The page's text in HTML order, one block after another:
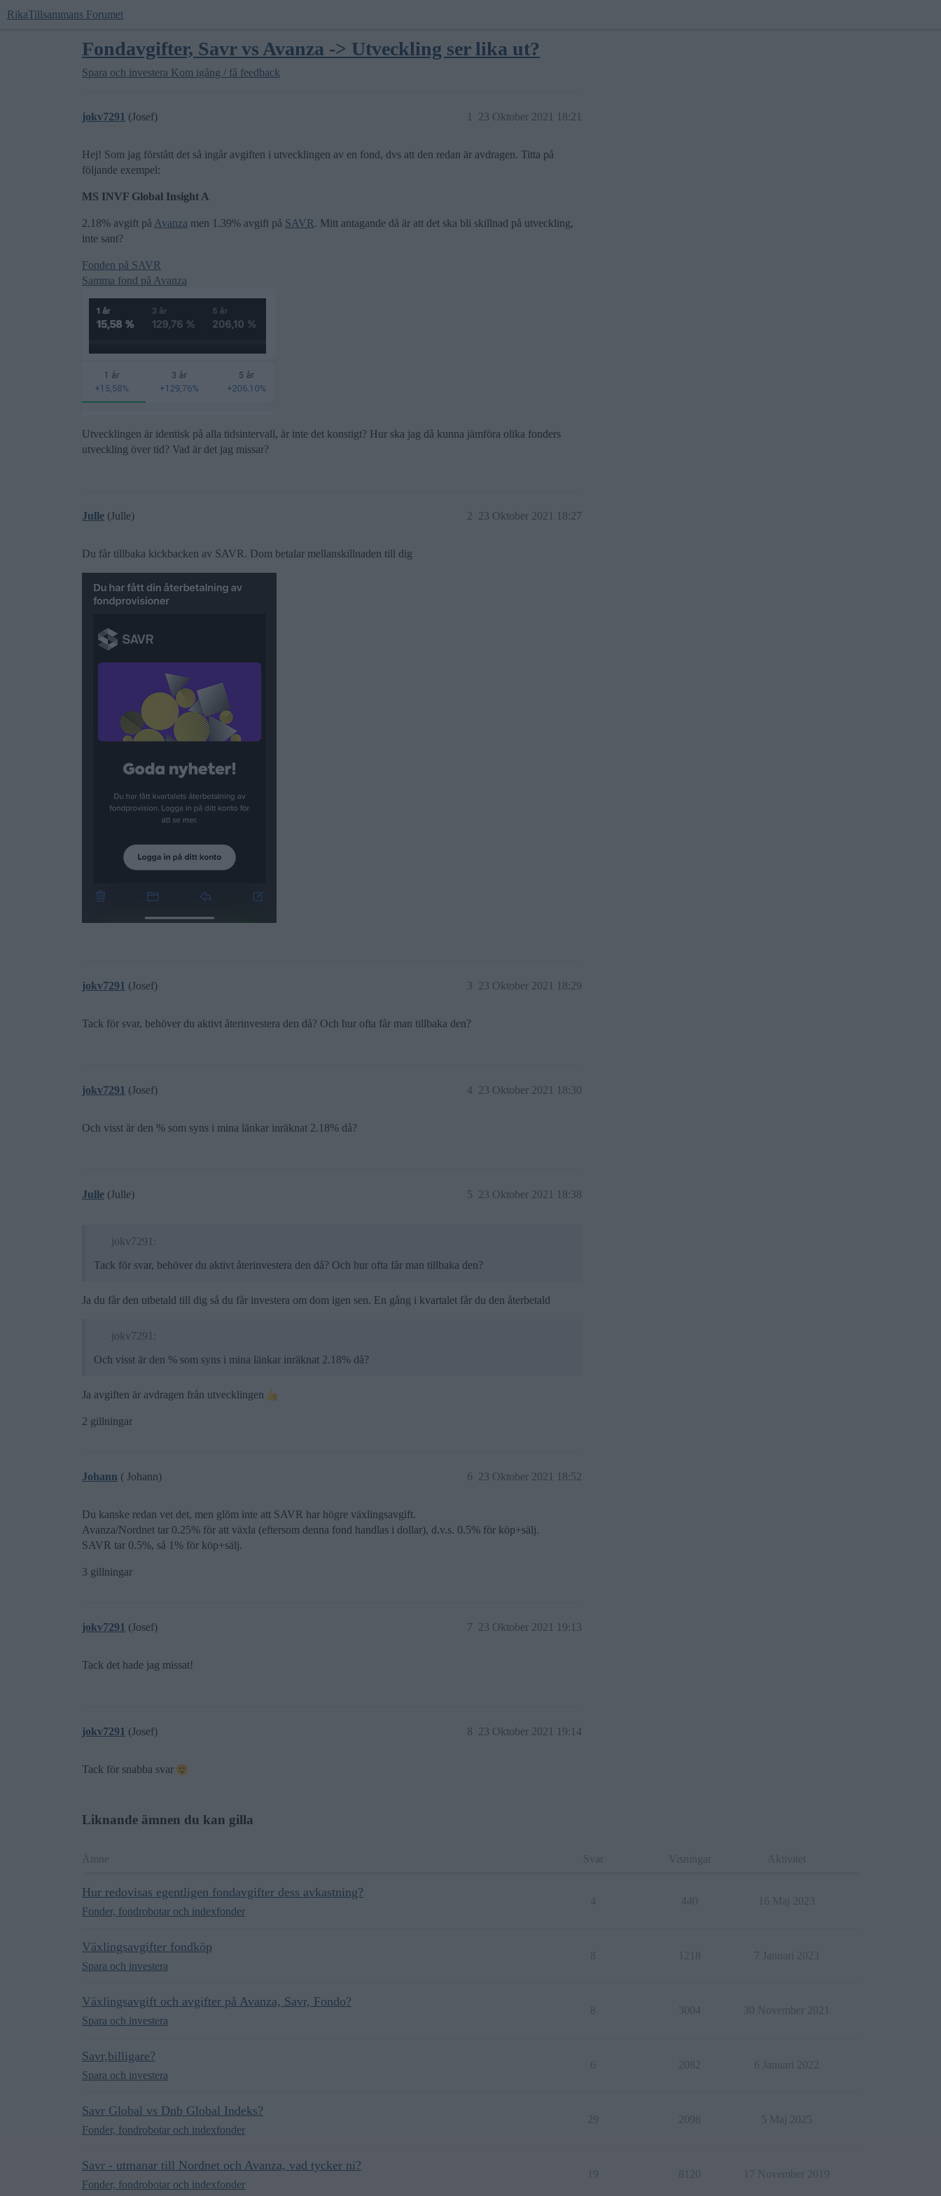
RikaTillsammans Forumet
Fondavgifter, Savr vs Avanza -> Utveckling ser lika ut?
Spara och investera Kom igång / få feedback
jokv7291 (Josef) 23 Oktober 2021 18:21
1
Hej! Som jag förstått det så ingår avgiften i utvecklingen av en fond, dvs att den redan är avdragen. Titta på
följande exempel:
MS INVF Global Insight A
2.18% avgift på Avanza men 1.39% avgift på SAVR. Mitt antagande då är att det ska bli skillnad på utveckling,
inte sant?
Fonden på SAVR
Samma fond på Avanza
Utvecklingen är identisk på alla tidsintervall, är inte det konstigt? Hur ska jag då kunna jämföra olika fonders
utveckling över tid? Vad är det jag missar?
Julle (Julle) 23 Oktober 2021 18:27
2
Du får tillbaka kickbacken av SAVR. Dom betalar mellanskillnaden till dig
jokv7291 (Josef) 23 Oktober 2021 18:29
3
Tack för svar, behöver du aktivt återinvestera den då? Och hur ofta får man tillbaka den?
jokv7291 (Josef) 23 Oktober 2021 18:30
4
Och visst är den % som syns i mina länkar inräknat 2.18% då?
Julle (Julle) 23 Oktober 2021 18:38
5
jokv7291:
Tack för svar, behöver du aktivt återinvestera den då? Och hur ofta får man tillbaka den?
Ja du får den utbetald till dig så du får investera om dom igen sen. En gång i kvartalet får du den återbetald
jokv7291:
Och visst är den % som syns i mina länkar inräknat 2.18% då?
Ja avgiften är avdragen från utvecklingen
2 gillningar
Johann ( Johann) 23 Oktober 2021 18:52
6
Du kanske redan vet det, men glöm inte att SAVR har högre växlingsavgift.
Avanza/Nordnet tar 0.25% för att växla (eftersom denna fond handlas i dollar), d.v.s. 0.5% för köp+sälj.
SAVR tar 0.5%, så 1% för köp+sälj.
3 gillningar
jokv7291 (Josef) 23 Oktober 2021 19:13
7
Tack det hade jag missat!
jokv7291 (Josef) 23 Oktober 2021 19:14
8
Tack för snabba svar
Liknande ämnen du kan gilla
Ämne Svar Visningar Aktivitet
Hur redovisas egentligen fondavgifter dess avkastning?
Fonder, fondrobotar och indexfonder
4 440 16 Maj 2023
Växlingsavgifter fondköp
Spara och investera
8 1218 7 Januari 2023
Växlingsavgift och avgifter på Avanza, Savr, Fondo?
Spara och investera
8 3004 30 November 2021
Savr,billigare?
Spara och investera
6 2082 6 Januari 2022
Savr Global vs Dnb Global Indeks?
Fonder, fondrobotar och indexfonder
29 2098 5 Maj 2025
Savr - utmanar till Nordnet och Avanza, vad tycker ni?
Fonder, fondrobotar och indexfonder
19 8120 17 November 2019